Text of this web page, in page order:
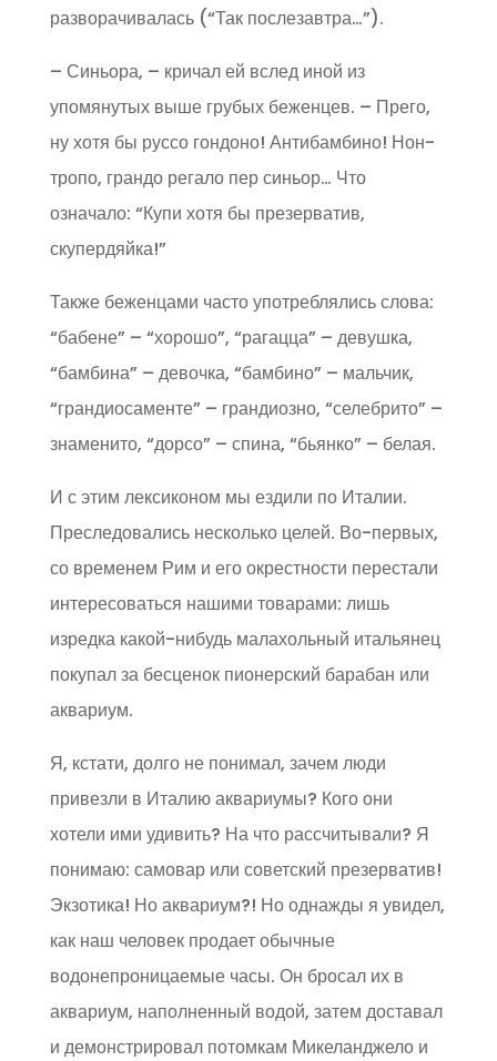
разворачивалась (“Так послезавтра…”).
– Синьора, – кричал ей вслед иной из
упомянутых выше грубых беженцев. – Прего,
ну хотя бы руссо гондоно! Антибамбино! Нон-
тропо, грандо регало пер синьор… Что
означало: “Купи хотя бы презерватив,
скупердяйка!”
Также беженцами часто употреблялись слова:
“бабене” – “хорошо”, “рагацца” – девушка,
“бамбина” – девочка, “бамбино” – мальчик,
“грандиосаменте” – грандиозно, “селебрито” –
знаменито, “дорсо” – спина, “бьянко” – белая.
И с этим лексиконом мы ездили по Италии.
Преследовались несколько целей. Во-первых,
со временем Рим и его окрестности перестали
интересоваться нашими товарами: лишь
изредка какой-нибудь малахольный итальянец
покупал за бесценок пионерский барабан или
аквариум.
Я, кстати, долго не понимал, зачем люди
привезли в Италию аквариумы? Кого они
хотели ими удивить? На что рассчитывали? Я
понимаю: самовар или советский презерватив!
Экзотика! Но аквариум?! Но однажды я увидел,
как наш человек продает обычные
водонепроницаемые часы. Он бросал их в
аквариум, наполненный водой, затем доставал
и демонстрировал потомкам Микеланджело и